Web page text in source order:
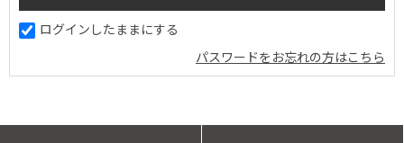
ログインしたままにする
パスワードをお忘れの方はこちら